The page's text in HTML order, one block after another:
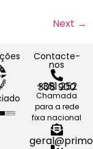
Next →
Contacte-
nos
+351 252 308 900
Chamada
para a rede
fixa nacional